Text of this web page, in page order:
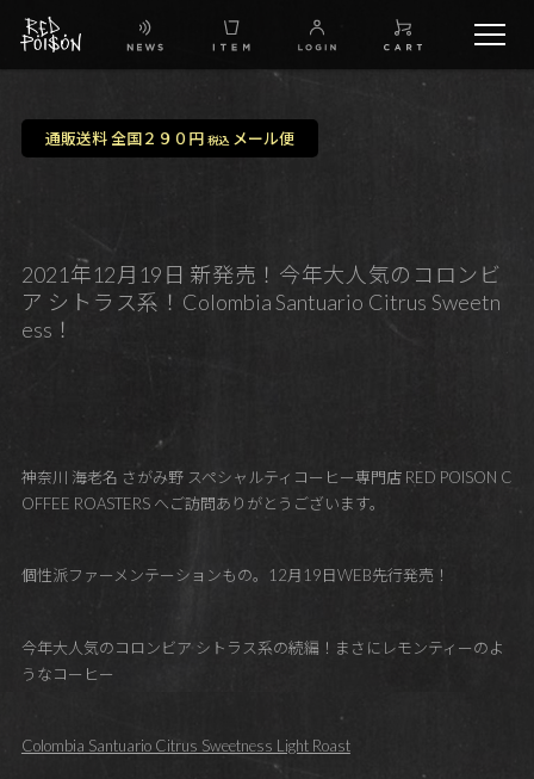
FB
通販送料 全国２９０円 税込メール便
2021年12月19日 新発売！今年大人気のコロンビ
ア シトラス系！Colombia Santuario Citrus Sweetn
ess！
神奈川 海老名 さがみ野 スペシャルティコーヒー専門店 RED POISON C
OFFEE ROASTERS へご訪問ありがとうございます。
個性派ファーメンテーションもの。12月19日WEB先行発売！
今年大人気のコロンビア シトラス系の続編！まさにレモンティーのよ
うなコーヒー
Colombia Santuario Citrus Sweetness Light Roast